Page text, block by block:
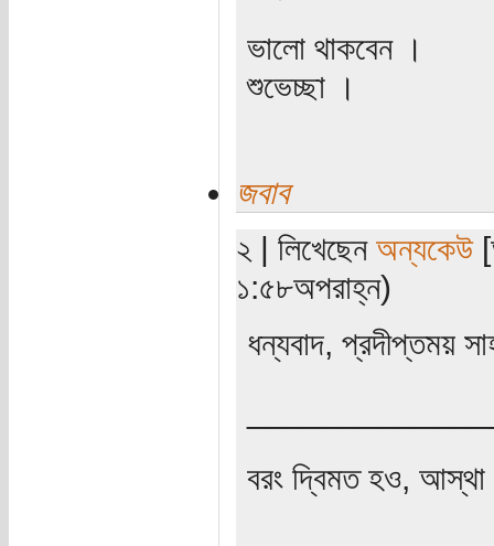
ভালো থাকবেন ।
শুভেচ্ছা ।
জবাব
২ | লিখেছেন অন্যকেউ
১:৫৮অপরাহ্ন)
ধন্যবাদ, প্রদীপ্তময়
বরং দ্বিমত হও, আস্থা